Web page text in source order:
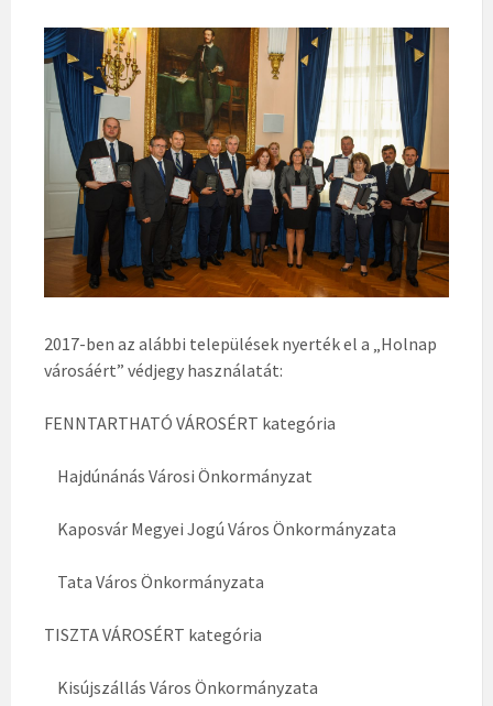
2017-ben az alábbi települések nyerték el a „Holnap
városáért” védjegy használatát:
FENNTARTHATÓ VÁROSÉRT kategória
Hajdúnánás Városi Önkormányzat
Kaposvár Megyei Jogú Város Önkormányzata
Tata Város Önkormányzata
TISZTA VÁROSÉRT kategória
Kisújszállás Város Önkormányzata